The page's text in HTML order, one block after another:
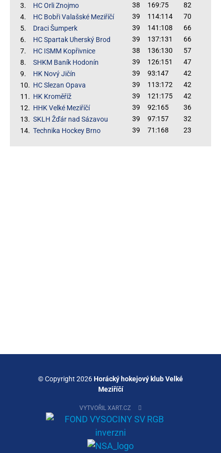
3.
HC Orli Znojmo 38 169:75
82
4.
HC Bobři Valašské Meziříčí 39 114:114
70
5.
Draci Šumperk 39 141:108
66
6.
HC Spartak Uherský Brod 39 137:131
66
7.
HC ISMM Kopřivnice 38 136:130
57
8.
SHKM Baník Hodonín 39 126:151
47
9.
HK Nový Jičín 39 93:147
42
10. HC Slezan Opava 39 113:172
42
11. HK Kroměříž 39 121:175
42
12. HHK Velké Meziříčí 39 92:165
36
13. SKLH Žďár nad Sázavou 39 97:157
32
14. Technika Hockey Brno 39 71:168 23
© Copyright 2026Horácký hokejový klub Velké
Meziříčí
VYTVOŘIL XART.CZ